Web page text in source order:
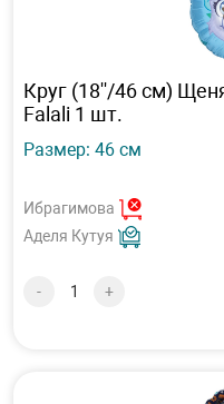
Круг (18''/46 см)
Falali 1 шт.
Размер: 46 см
Ибрагимова
Аделя Кутуя
- +